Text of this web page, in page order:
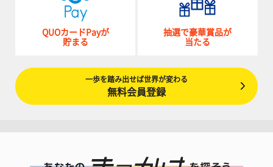
QUOカードPayが
貯まる
抽選で豪華賞品が
当たる
一歩を踏み出せば世界が変わる
無料会員登録